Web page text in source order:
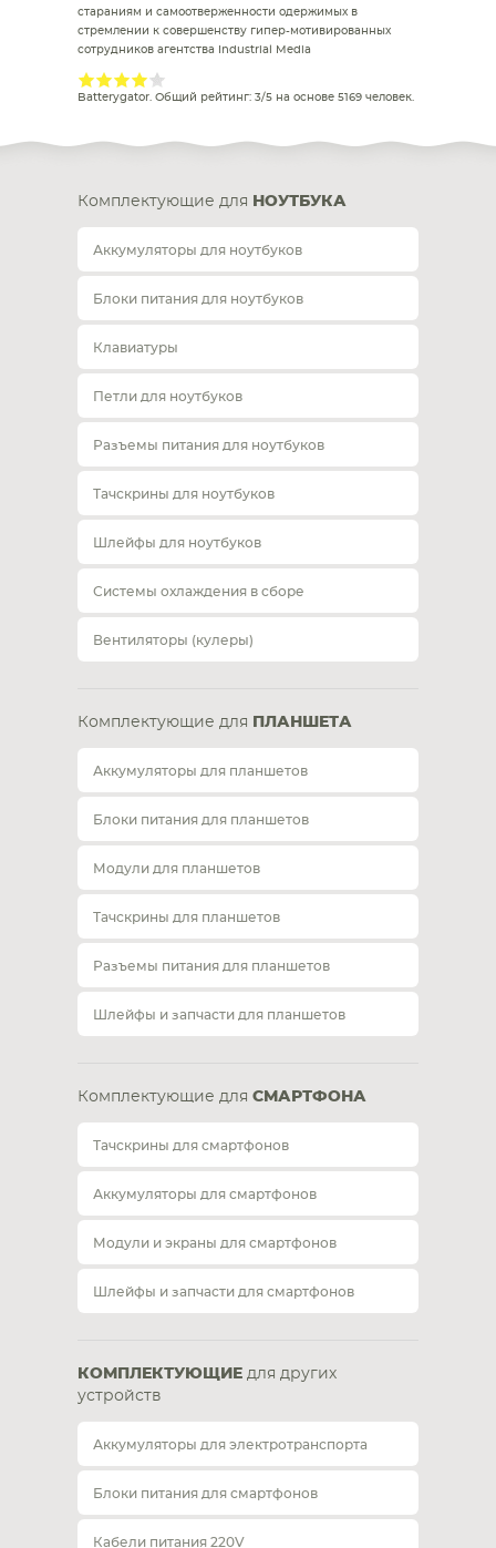
стараниям и самоотверженности одержимых в
стремлении к совершенству гипер-мотивированных
сотрудников агентства Industrial Media
Batterygator. Общий рейтинг: 3/5 на основе 5169 человек.
Комплектующие для НОУТБУКА
Аккумуляторы для ноутбуков
Блоки питания для ноутбуков
Клавиатуры
Петли для ноутбуков
Разъемы питания для ноутбуков
Тачскрины для ноутбуков
Шлейфы для ноутбуков
Системы охлаждения в сборе
Вентиляторы (кулеры)
Комплектующие для ПЛАНШЕТА
Аккумуляторы для планшетов
Блоки питания для планшетов
Модули для планшетов
Тачскрины для планшетов
Разъемы питания для планшетов
Шлейфы и запчасти для планшетов
Комплектующие для СМАРТФОНА
Тачскрины для смартфонов
Аккумуляторы для смартфонов
Модули и экраны для смартфонов
Шлейфы и запчасти для смартфонов
КОМПЛЕКТУЮЩИЕ для других
устройств
Аккумуляторы для электротранспорта
Блоки питания для смартфонов
Кабели питания 220V